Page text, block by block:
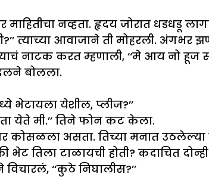
नव्हता. हृदय जोरात धडधडू
त्याच्या आवाजाने ती मोहरली. अंगभर
नाटक करत म्हणाली, ‘‘मे आय नो हूज
बोलला.
भेटायला येशील, प्लीज?’’
येते मी.’’ तिने फोन कट केला.
कोसळला असता. तिच्या मनात
भेट तिला टाळायची होती? कदाचित
‘‘कुठे निघालीस?’’